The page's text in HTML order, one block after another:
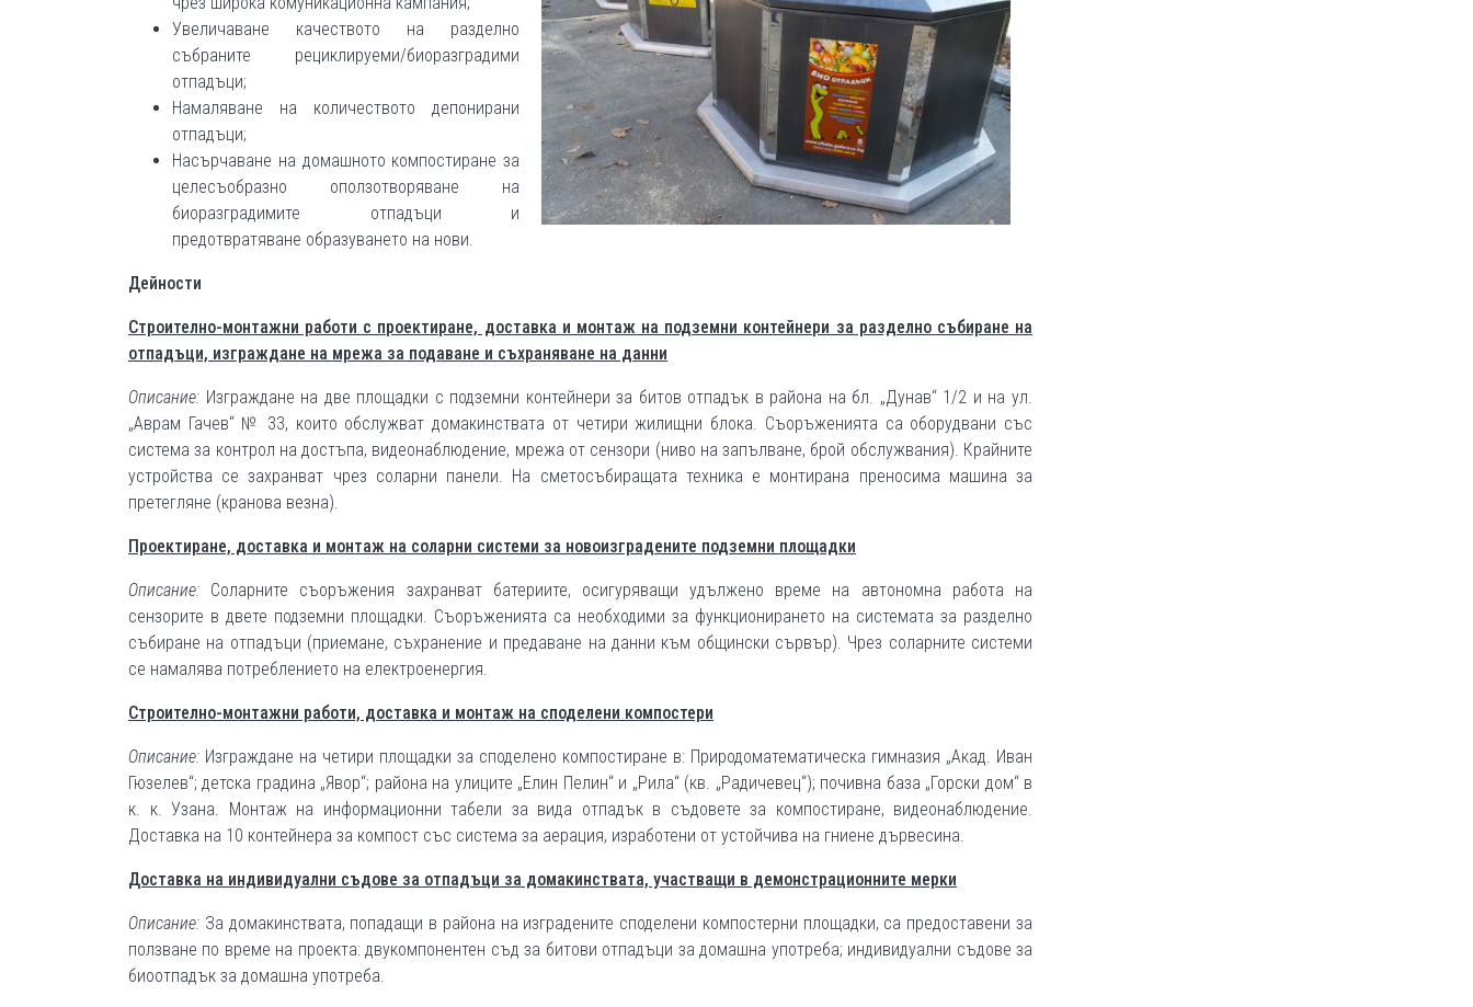
Увеличаване качеството на разделно
събраните рециклируеми/биоразградими
отпадъци;
Намаляване на количеството депонирани
отпадъци;
Насърчаване на домашното компостиране за
целесъобразно оползотворяване на
биоразградимите отпадъци и
предотвратяване образуването на нови.
Дейности
Строително-монтажни работи с проектиране, доставка и монтаж на подземни контейнери за разделно събиране на
отпадъци, изграждане на мрежа за подаване и съхраняване на данни
Описание: Изграждане на две площадки с подземни контейнери за битов отпадък в района на бл. „Дунав“ 1/2 и на ул.
„Аврам Гачев“ № 33, които обслужват домакинствата от четири жилищни блока. Съоръженията са оборудвани със
система за контрол на достъпа, видеонаблюдение, мрежа от сензори (ниво на запълване, брой обслужвания). Крайните
устройства се захранват чрез соларни панели. На сметосъбиращата техника е монтирана преносима машина за
претегляне (кранова везна).
Проектиране, доставка и монтаж на соларни системи за новоизградените подземни площадки
Описание: Соларните съоръжения захранват батериите, осигуряващи удължено време на автономна работа на
сензорите в двете подземни площадки. Съоръженията са необходими за функционирането на системата за разделно
събиране на отпадъци (приемане, съхранение и предаване на данни към общински сървър). Чрез соларните системи
се намалява потреблението на електроенергия.
Строително-монтажни работи, доставка и монтаж на споделени компостери
Описание: Изграждане на четири площадки за споделено компостиране в: Природоматематическа гимназия „Акад. Иван
Гюзелев“; детска градина „Явор“; района на улиците „Елин Пелин“ и „Рила“ (кв. „Радичевец“); почивна база „Горски дом“ в
к. к. Узана. Монтаж на информационни табели за вида отпадък в съдовете за компостиране, видеонаблюдение.
Доставка на 10 контейнера за компост със система за аерация, изработени от устойчива на гниене дървесина.
Доставка на индивидуални съдове за отпадъци за домакинствата, участващи в демонстрационните мерки
Описание: За домакинствата, попадащи в района на изградените споделени компостерни площадки, са предоставени за
ползване по време на проекта: двукомпонентен съд за битови отпадъци за домашна употреба; индивидуални съдове за
биоотпадък за домашна употреба.